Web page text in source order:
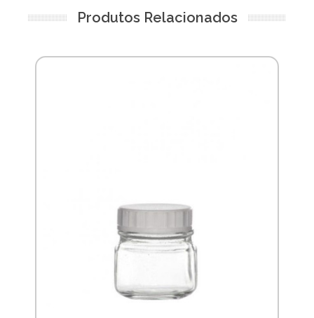
Produtos Relacionados